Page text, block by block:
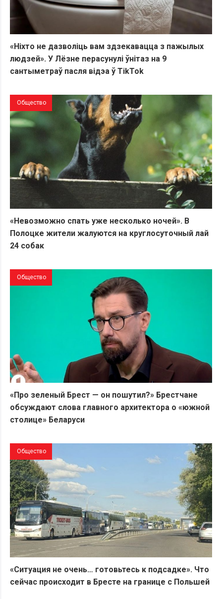
«Ніхто не дазволіць вам здзекавацца з пажылых
людзей». У Лёзне перасунулі ўнітаз на 9
сантыметраў пасля відэа ў TikTok
Общество
«Невозможно спать уже несколько ночей». В
Полоцке жители жалуются на круглосуточный лай
24 собак
Общество
«Про зеленый Брест — он пошутил?» Брестчане
обсуждают слова главного архитектора о «южной
столице» Беларуси
Общество
«Ситуация не очень… готовьтесь к подсадке». Что
сейчас происходит в Бресте на границе с Польшей